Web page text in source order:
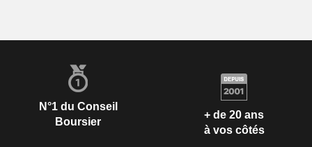
N°1 du Conseil
Boursier
+ de 20 ans
à vos côtés